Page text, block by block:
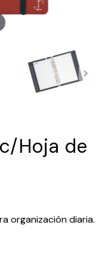
Hoja de
organización diaria.